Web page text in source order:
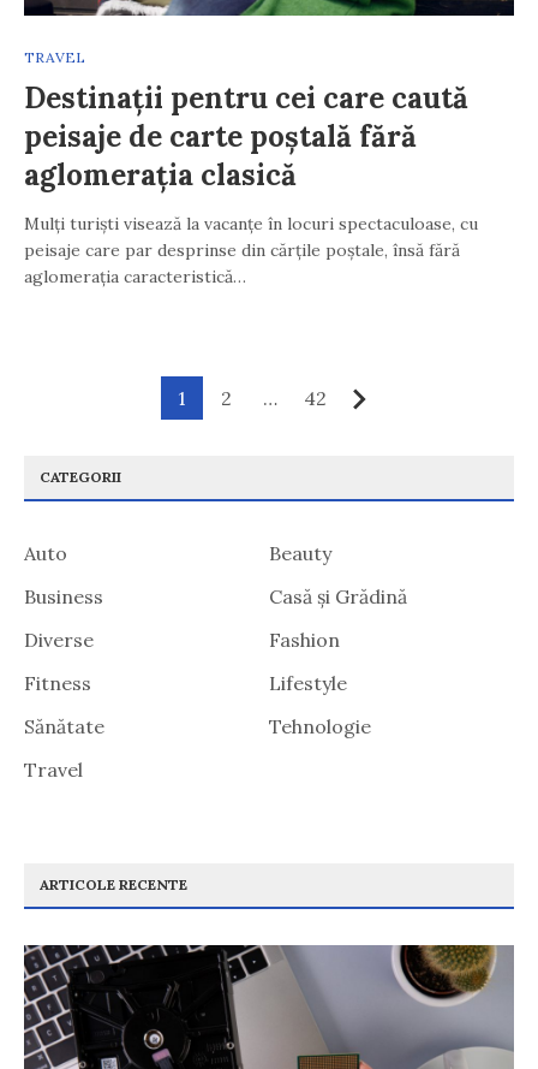
TRAVEL
Destinații pentru cei care caută
peisaje de carte poștală fără
aglomerația clasică
Mulți turiști visează la vacanțe în locuri spectaculoase, cu
peisaje care par desprinse din cărțile poștale, însă fără
aglomerația caracteristică…
Paginație
1 2 … 42
CATEGORII
Auto
Beauty
Business
Casă și Grădină
Diverse
Fashion
Fitness
Lifestyle
Sănătate
Tehnologie
Travel
ARTICOLE RECENTE